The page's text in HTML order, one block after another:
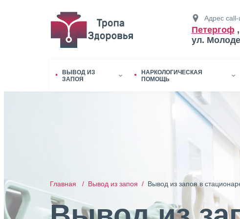
Адрес call-
Петергоф ,
ул.
ВЫВОД ИЗ
ЗАПОЯ
НАРКОЛОГИЧЕСКАЯ
ПОМОЩЬ
Главная / Вывод из запоя / Вывод из запоя в